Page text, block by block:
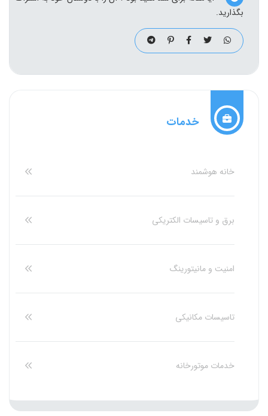
بگذارید.
خدمات
خانه هوشمند
برق و تاسیسات الکتریکی
امنیت و مانیتورینگ
تاسیسات مکانیکی
خدمات موتورخانه